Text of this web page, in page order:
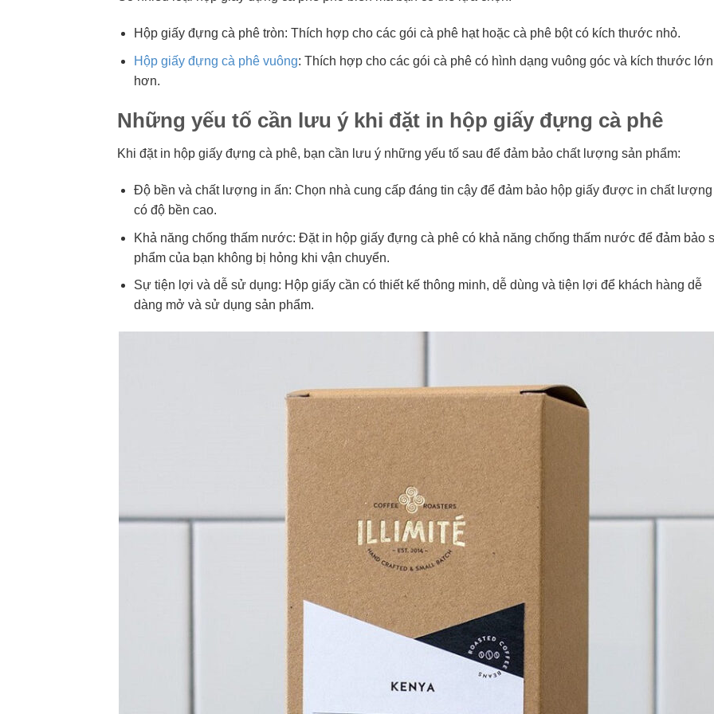
Hộp giấy đựng cà phê tròn: Thích hợp cho các gói cà phê hạt hoặc cà phê bột có kích thước nhỏ.
Hộp giấy đựng cà phê vuông: Thích hợp cho các gói cà phê có hình dạng vuông góc và kích thước lớn
hơn.
Những yếu tố cần lưu ý khi đặt in hộp giấy đựng cà phê
Khi đặt in hộp giấy đựng cà phê, bạn cần lưu ý những yếu tố sau để đảm bảo chất lượng sản phẩm:
Độ bền và chất lượng in ấn: Chọn nhà cung cấp đáng tin cậy để đảm bảo hộp giấy được in chất lượng
có độ bền cao.
Khả năng chống thấm nước: Đặt in hộp giấy đựng cà phê có khả năng chống thấm nước để đảm bảo
phẩm của bạn không bị hỏng khi vận chuyển.
Sự tiện lợi và dễ sử dụng: Hộp giấy cần có thiết kế thông minh, dễ dùng và tiện lợi để khách hàng dễ
dàng mở và sử dụng sản phẩm.